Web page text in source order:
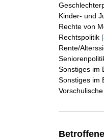
Kinder- und
Rechte von
Rechtspolitik
Rente/
Sonstiges im
Sonstiges im